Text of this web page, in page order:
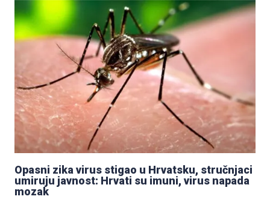
Opasni zika virus stigao u Hrvatsku, stručnjaci
umiruju javnost: Hrvati su imuni, virus napada
mozak